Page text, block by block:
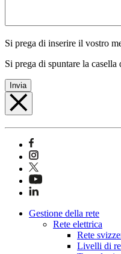
Si prega di inserire il vostro
Si prega di spuntare la
Invia
Gestione della rete
Rete elettrica
Rete
Livelli di